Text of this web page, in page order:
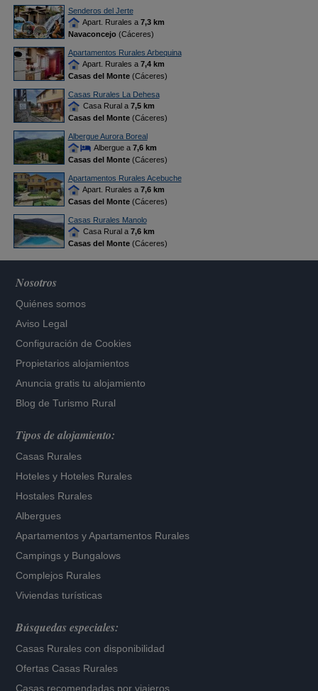
Senderos del Jerte
Apart. Rurales a 7,3 km
Navaconcejo(Cáceres)
Apartamentos Rurales Arbequina
Apart. Rurales a 7,4 km
Casas del Monte(Cáceres)
Casas Rurales La Dehesa
Casa Rural a 7,5 km
Casas del Monte(Cáceres)
Albergue Aurora Boreal
Albergue a 7,6 km
Casas del Monte(Cáceres)
Apartamentos Rurales Acebuche
Apart. Rurales a 7,6 km
Casas del Monte(Cáceres)
Casas Rurales Manolo
Casa Rural a 7,6 km
Casas del Monte(Cáceres)
Nosotros
Quiénes somos
Aviso Legal
Configuración de Cookies
Propietarios alojamientos
Anuncia gratis tu alojamiento
Blog de Turismo Rural
Tipos de alojamiento:
Casas Rurales
Hoteles y Hoteles Rurales
Hostales Rurales
Albergues
Apartamentos yApartamentos Rurales
Campings y Bungalows
Complejos Rurales
Viviendas turísticas
Búsquedas especiales:
Casas Rurales con disponibilidad
Ofertas Casas Rurales
Casas recomendadas por viajeros